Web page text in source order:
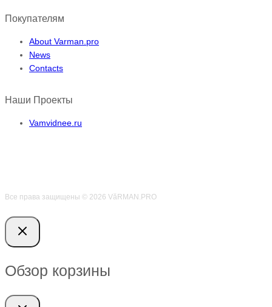
Покупателям
About Varman.pro
News
Contacts
Наши Проекты
Vamvidnee.ru
Все права защищены © 2026 VӑRMAN.PRO
Обзор корзины